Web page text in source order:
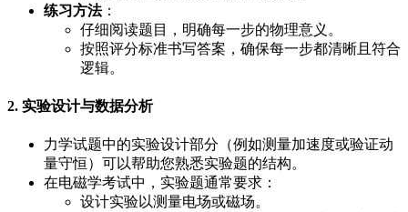
练习方法：
仔细阅读题目，明确每一步的物理意义。
按照评分标准书写答案，确保每一步都清晰且符合
逻辑。
2. 实验设计与数据分析
力学试题中的实验设计部分（例如测量加速度或验证动
量守恒）可以帮助您熟悉实验题的结构。
在电磁学考试中，实验题通常要求：
设计实验以测量电场或磁场。